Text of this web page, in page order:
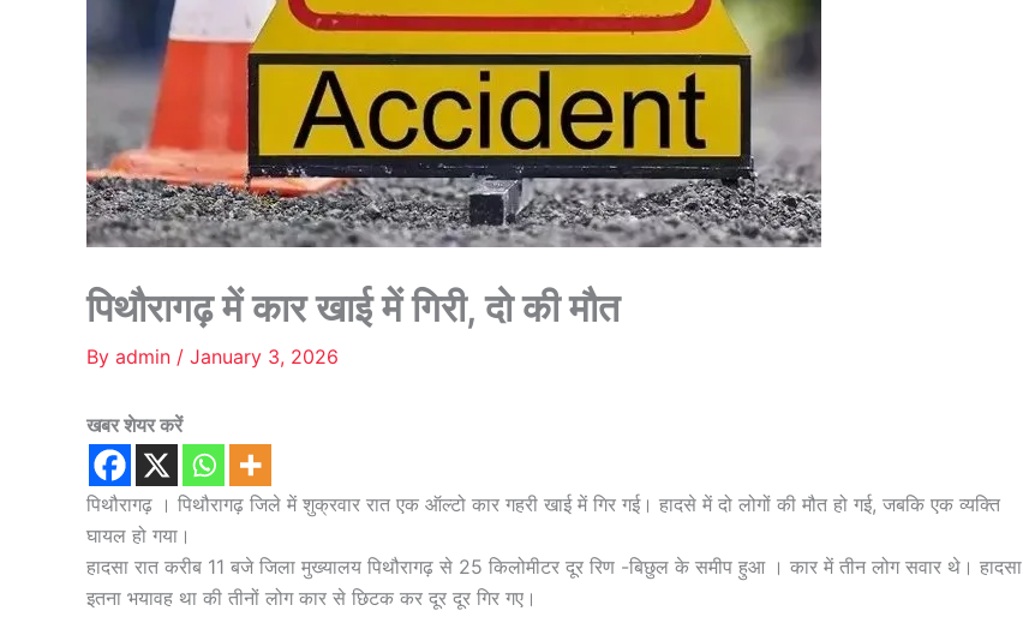
पिथौरागढ़ में कार खाई में गिरी, दो की मौत
By admin / January 3, 2026
खबर शेयर करें
पिथौरागढ़ । पिथौरागढ़ जिले में शुक्रवार रात एक ऑल्टो कार गहरी खाई में गिर गई। हादसे में दो लोगों की मौत हो गई, जबकि एक व्यक्ति
घायल हो गया।
हादसा रात करीब 11 बजे जिला मुख्यालय पिथौरागढ़ से 25 किलोमीटर दूर रिण -बिछुल के समीप हुआ । कार में तीन लोग सवार थे। हादसा
इतना भयावह था की तीनों लोग कार से छिटक कर दूर दूर गिर गए।